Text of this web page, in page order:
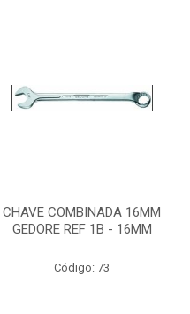
CHAVE COMBINADA 16MM
GEDORE REF 1B - 16MM
Código: 73